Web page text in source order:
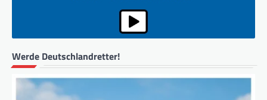
Werde Deutschlandretter!